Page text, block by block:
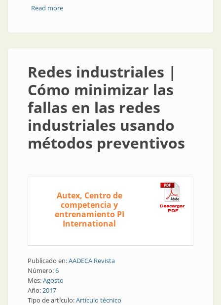
Read moreabout Comunicación industrial y redes | Profibus vs.
Redes industriales |
Cómo minimizar las
fallas en las redes
industriales usando
métodos preventivos
Autex, Centro de
competencia y
entrenamiento PI
International
Publicado en:AADECA Revista
Número:6
Mes:Agosto
Año:2017
Tipo de artículo:Artículo técnico